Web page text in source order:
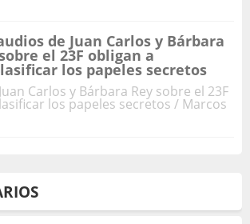
de Juan Carlos y Bárbara
el 23F obligan a
los papeles secretos
Carlos y Bárbara Rey sobre el 23F
los papeles secretos / Marcos